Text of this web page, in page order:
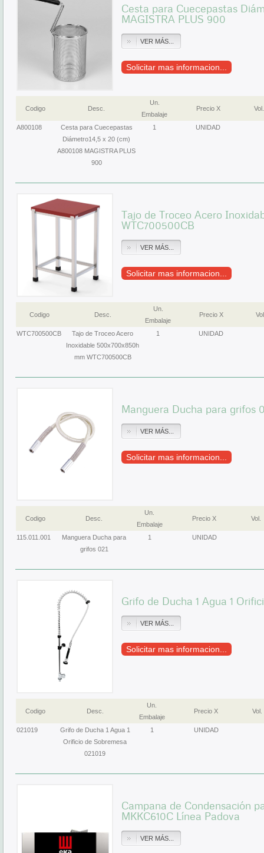
Cesta para Cuecepastas
MAGISTRA PLUS 900
VER MÁS...
Solicitar mas informacion...
Codigo Desc.
Un.
Embalaje
Precio X Vol.
A800108
Cesta para Cuecepastas
Diámetro14,5 x 20 (cm)
A800108 MAGISTRA PLUS
900
1 UNIDAD
Tajo de Troceo Acero
WTC700500CB
VER MÁS...
Solicitar mas informacion...
Codigo Desc.
Un.
Embalaje
Precio X
WTC700500CB
Tajo de Troceo Acero
Inoxidable 500x700x850h
mm WTC700500CB
1 UNIDAD
Manguera Ducha para grifos
VER MÁS...
Solicitar mas informacion...
Codigo Desc.
Un.
Embalaje
Precio X Vol.
115.011.001
Manguera Ducha para
grifos 021
1 UNIDAD
Grifo de Ducha 1 Agua 1
VER MÁS...
Solicitar mas informacion...
Codigo Desc.
Un.
Embalaje
Precio X Vol.
021019
Grifo de Ducha 1 Agua 1
Orificio de Sobremesa
021019
1 UNIDAD
Campana de Condensación
MKKC610C Línea Padova
VER MÁS...